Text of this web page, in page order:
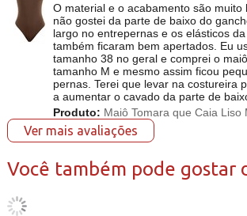
O material e o acabamento são muito
não gostei da parte de baixo do
largo no entrepernas e os elásticos
também ficaram bem apertados. Eu
tamanho 38 no geral e comprei o
tamanho M e mesmo assim ficou
pernas. Terei que levar na costureira
a aumentar o cavado da parte de
Produto: Maiô Tomara que Caia Liso
Ver mais avaliações
Você também pode gostar